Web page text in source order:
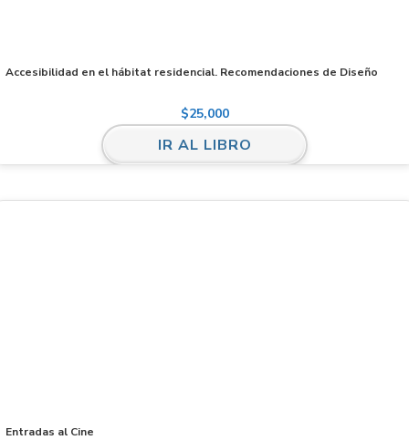
Accesibilidad en el hábitat residencial. Recomendaciones de Diseño
$25,000
IR AL LIBRO
Entradas al Cine